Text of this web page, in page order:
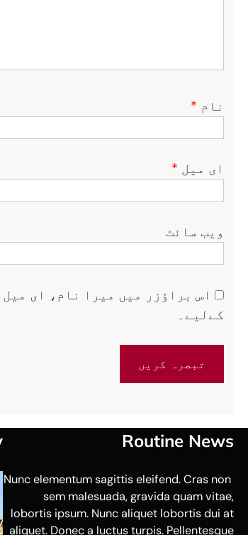
نام *
ای میل *
ویب‌ سائٹ
اس براؤزر میں میرا نام، ای
کےلیے۔
Routine News
Nunc elementum sagittis eleifend. Cras non
sem malesuada, gravida quam vitae,
lobortis ipsum. Nunc aliquet lobortis dui at
aliquet. Donec a luctus turpis. Pellentesque